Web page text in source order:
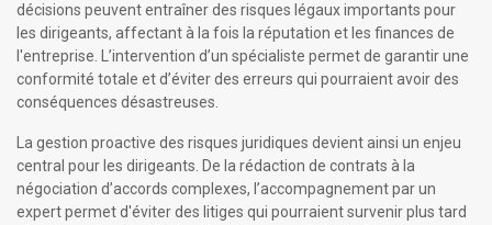
décisions peuvent entraîner des risques légaux importants pour
les dirigeants, affectant à la fois la réputation et les finances de
l'entreprise. L’intervention d’un spécialiste permet de garantir une
conformité totale et d’éviter des erreurs qui pourraient avoir des
conséquences désastreuses.
La gestion proactive des risques juridiques devient ainsi un enjeu
central pour les dirigeants. De la rédaction de contrats à la
négociation d’accords complexes, l’accompagnement par un
expert permet d'éviter des litiges qui pourraient survenir plus tard